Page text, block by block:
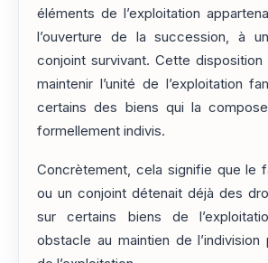
éléments de l’exploitation
l’ouverture de la succession, à
conjoint survivant. Cette
maintenir l’unité de l’exploitation
certains des biens qui la
formellement indivis.
Concrètement, cela signifie que le
ou un conjoint détenait déjà des
sur certains biens de
obstacle au maintien de l’indivision